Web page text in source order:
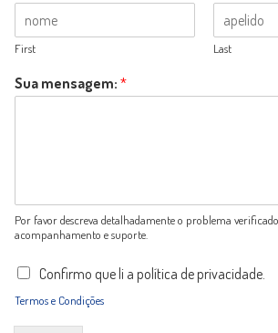
First Last
Sua mensagem: *
Por favor descreva detalhadamente o problema
acompanhamento e suporte.
P
í
Confirmo que li a política de privacidade.
Termos e Condições